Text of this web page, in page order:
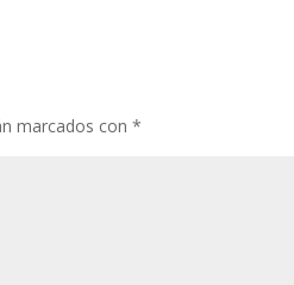
marcados con*